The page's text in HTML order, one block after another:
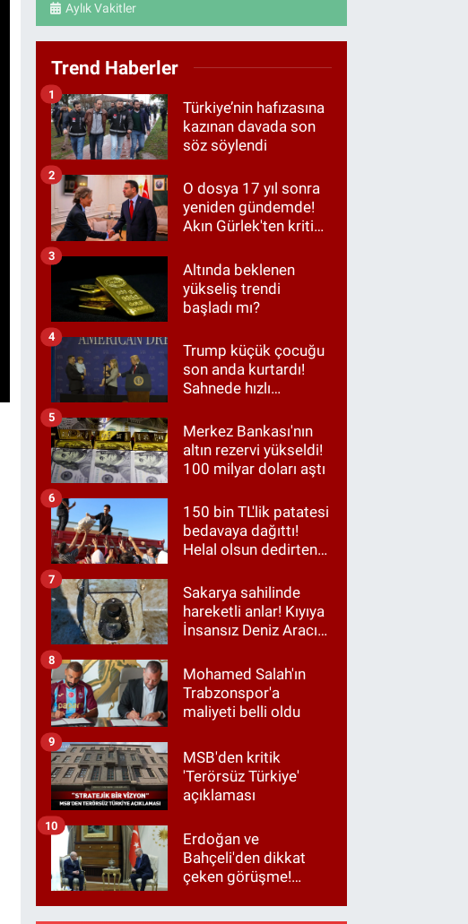
Aylık Vakitler
Trend Haberler
Türkiye’nin hafızasına
kazınan davada son
söz söylendi
1
O dosya 17 yıl sonra
yeniden gündemde!
Akın Gürlek'ten kritik
2
Altında beklenen
yükseliş trendi
başladı mı?
3
Trump küçük çocuğu
son anda kurtardı!
Sahnede hızlı
4
Merkez Bankası'nın
altın rezervi yükseldi!
100 milyar doları aştı
5
150 bin TL'lik patatesi
bedavaya dağıttı!
Helal olsun dedirten
6
Sakarya sahilinde
hareketli anlar! Kıyıya
İnsansız Deniz Aracı
7
Mohamed Salah'ın
Trabzonspor'a
maliyeti belli oldu
8
MSB'den kritik
'Terörsüz Türkiye'
açıklaması
9
Erdoğan ve
Bahçeli'den dikkat
çeken görüşme!
10